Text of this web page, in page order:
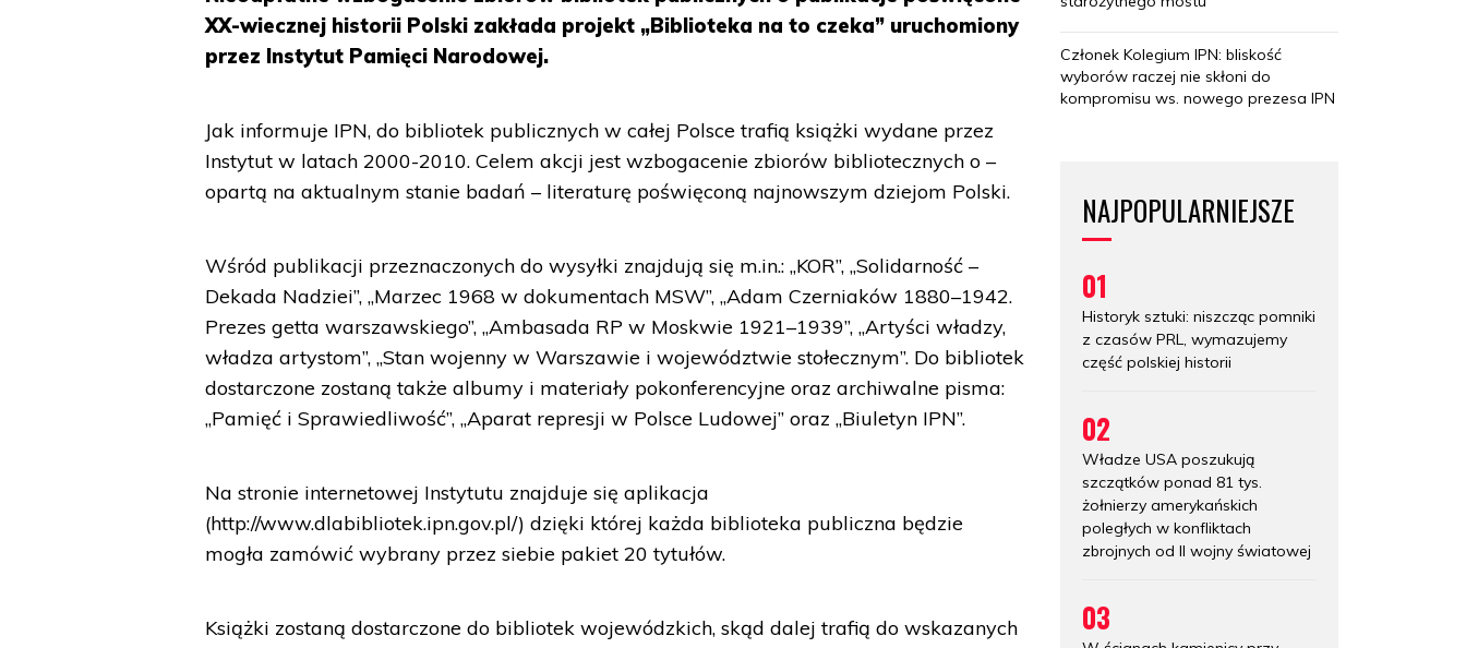
XX-wiecznej historii Polski zakłada projekt „Biblioteka na to czeka” uruchomiony
przez Instytut Pamięci Narodowej.
Jak informuje IPN, do bibliotek publicznych w całej Polsce trafią książki wydane przez
Instytut w latach 2000-2010. Celem akcji jest wzbogacenie zbiorów bibliotecznych o –
opartą na aktualnym stanie badań – literaturę poświęconą najnowszym dziejom Polski.
Wśród publikacji przeznaczonych do wysyłki znajdują się m.in.: „KOR”, „Solidarność –
Dekada Nadziei”, „Marzec 1968 w dokumentach MSW”, „Adam Czerniaków 1880–1942.
Prezes getta warszawskiego”, „Ambasada RP w Moskwie 1921–1939”, „Artyści władzy,
władza artystom”, „Stan wojenny w Warszawie i województwie stołecznym”. Do bibliotek
dostarczone zostaną także albumy i materiały pokonferencyjne oraz archiwalne pisma:
„Pamięć i Sprawiedliwość”, „Aparat represji w Polsce Ludowej” oraz „Biuletyn IPN”.
Na stronie internetowej Instytutu znajduje się aplikacja
(http://www.dlabibliotek.ipn.gov.pl/) dzięki której każda biblioteka publiczna będzie
mogła zamówić wybrany przez siebie pakiet 20 tytułów.
Książki zostaną dostarczone do bibliotek wojewódzkich, skąd dalej trafią do wskazanych
Członek Kolegium IPN: bliskość
wyborów raczej nie skłoni do
kompromisu ws. nowego prezesa IPN
NAJPOPULARNIEJSZE
01
Historyk sztuki: niszcząc pomniki
z czasów PRL, wymazujemy
część polskiej historii
02
Władze USA poszukują
szczątków ponad 81 tys.
żołnierzy amerykańskich
poległych w konfliktach
zbrojnych od II wojny światowej
03